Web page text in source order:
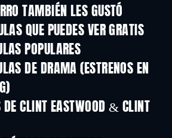
TAMBIÉN LES GUSTÓ
QUE PUEDES VER GRATIS
POPULARES
DE DRAMA (ESTRENOS EN
CLINT EASTWOOD & CLINT